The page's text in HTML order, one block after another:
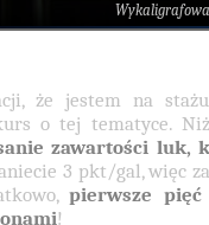
że jestem na
o tej tematyce.
zawartości luk,
3 pkt/gal, więc
pierwsze pięć
!